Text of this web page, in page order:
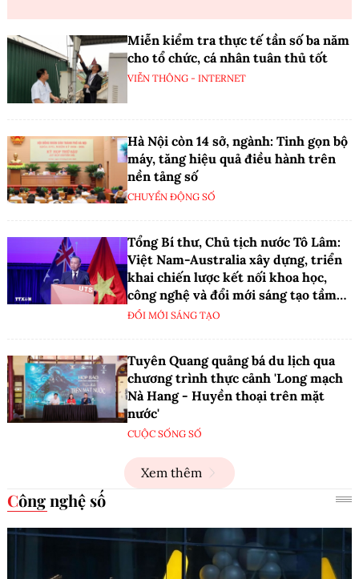
Miễn kiểm tra thực tế tần số ba năm
cho tổ chức, cá nhân tuân thủ tốt
VIỄN THÔNG - INTERNET
Hà Nội còn 14 sở, ngành: Tinh gọn bộ
máy, tăng hiệu quả điều hành trên
nền tảng số
CHUYỂN ĐỘNG SỐ
Tổng Bí thư, Chủ tịch nước Tô Lâm:
Việt Nam-Australia xây dựng, triển
khai chiến lược kết nối khoa học,
công nghệ và đổi mới sáng tạo tầm
nhìn dài hạn
ĐỔI MỚI SÁNG TẠO
Tuyên Quang quảng bá du lịch qua
chương trình thực cảnh 'Long mạch
Nà Hang - Huyền thoại trên mặt
nước'
CUỘC SỐNG SỐ
Xem thêm
Công nghệ số